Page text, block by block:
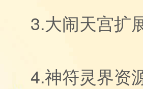
3.大闹天宫扩
4.神符灵界资